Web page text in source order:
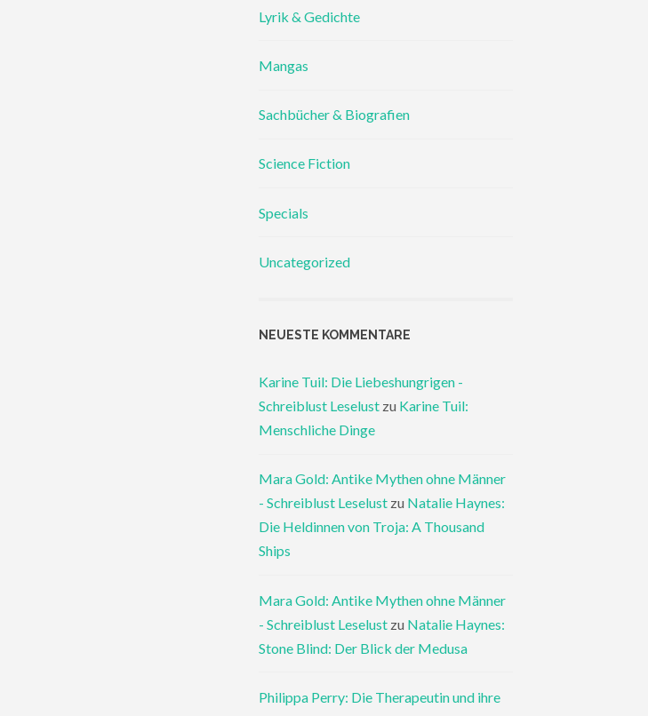
Lyrik & Gedichte
Mangas
Sachbücher & Biografien
Science Fiction
Specials
Uncategorized
NEUESTE KOMMENTARE
Karine Tuil: Die Liebeshungrigen -
Schreiblust Leselust zu Karine Tuil:
Menschliche Dinge
Mara Gold: Antike Mythen ohne Männer
- Schreiblust Leselust zu Natalie Haynes:
Die Heldinnen von Troja: A Thousand
Ships
Mara Gold: Antike Mythen ohne Männer
- Schreiblust Leselust zu Natalie Haynes:
Stone Blind: Der Blick der Medusa
Philippa Perry: Die Therapeutin und ihre